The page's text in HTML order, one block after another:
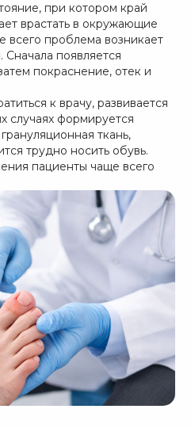
при котором край
врастать в окружающие
всего проблема возникает
появляется
покраснение, отек и
к врачу, развивается
случаях формируется
ткань,
трудно носить обувь.
пациенты чаще всего